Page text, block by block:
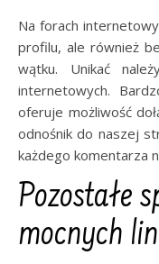
Na forach
profilu, ale również
wątku. Unikać
internetowych.
oferuje możliwość
odnośnik do naszej
każdego komentarza
Pozostałe
mocnych